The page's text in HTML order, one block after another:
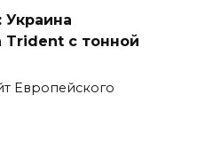
Украина
Trident с тонной
Европейского